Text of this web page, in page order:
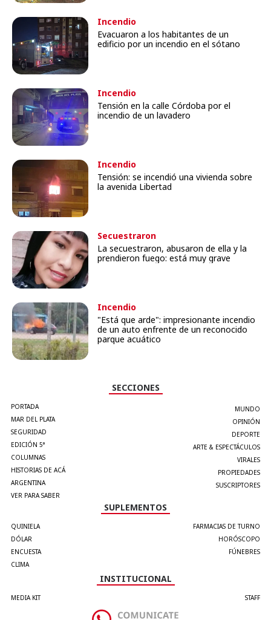
Incendio
Evacuaron a los habitantes de un
edificio por un incendio en el sótano
Incendio
Tensión en la calle Córdoba por el
incendio de un lavadero
Incendio
Tensión: se incendió una vivienda sobre
la avenida Libertad
Secuestraron
La secuestraron, abusaron de ella y la
prendieron fuego: está muy grave
Incendio
"Está que arde": impresionante incendio
de un auto enfrente de un reconocido
parque acuático
SECCIONES
PORTADA
MAR DEL PLATA
SEGURIDAD
EDICIÓN 5°
COLUMNAS
HISTORIAS DE ACÁ
ARGENTINA
VER PARA SABER
MUNDO
OPINIÓN
DEPORTE
ARTE & ESPECTÁCULOS
VIRALES
PROPIEDADES
SUSCRIPTORES
SUPLEMENTOS
QUINIELA
DÓLAR
ENCUESTA
CLIMA
FARMACIAS DE TURNO
HORÓSCOPO
FÚNEBRES
INSTITUCIONAL
MEDIA KIT STAFF